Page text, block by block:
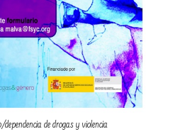
de drogas y violencia